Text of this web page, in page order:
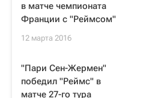
в матче чемпионата
Франции с "Реймсом"
12 марта 2016
"Пари Сен-Жермен"
победил "Реймс" в
матче 27-го тура